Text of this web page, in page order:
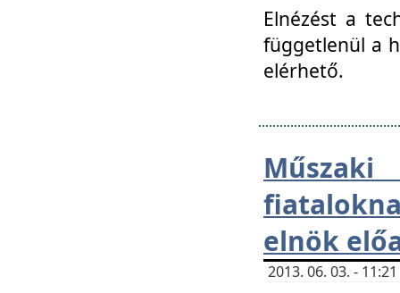
Elnézést a
függetlenül a
elérhető.
elnök
2013. 06. 03. -